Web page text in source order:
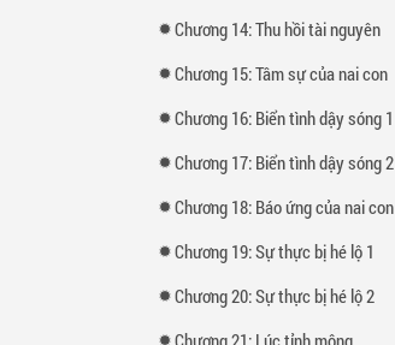
Chương 14: Thu hồi tài nguyên
Chương 15: Tâm sự của nai con
Chương 16: Biển tình dậy sóng 1
Chương 17: Biển tình dậy sóng 2
Chương 18: Báo ứng của nai con
Chương 19: Sự thực bị hé lộ 1
Chương 20: Sự thực bị hé lộ 2
Chương 21: Lúc tỉnh mộng